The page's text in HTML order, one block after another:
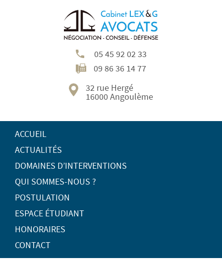
05 45 92 02 33
09 86 36 14 77
32 rue Hergé
16000 Angoulème
ACCUEIL
ACTUALITÉS
DOMAINES D’INTERVENTIONS
QUI SOMMES-NOUS ?
POSTULATION
ESPACE ÉTUDIANT
HONORAIRES
CONTACT